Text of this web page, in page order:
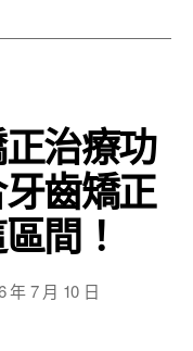
治療功
齒矯正
間！
年 7 月 10 日